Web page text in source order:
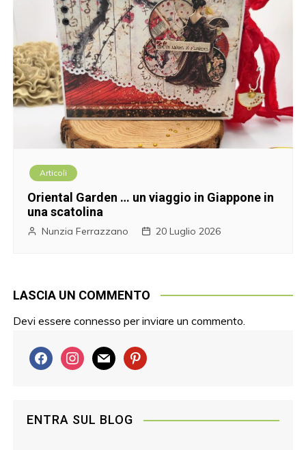
Articoli
Oriental Garden … un viaggio in Giappone in
una scatolina
Nunzia Ferrazzano 20 Luglio 2026
LASCIA UN COMMENTO
Devi essereconnesso per inviare un commento.
f
a
b
i
n
a
m
a
p
e
ENTRA SUL BLOG